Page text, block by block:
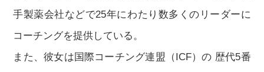
手製薬会社などで25年にわたり数多くのリーダーに
コーチングを提供している。
また、彼女は国際コーチング連盟（ICF）の 歴代5番